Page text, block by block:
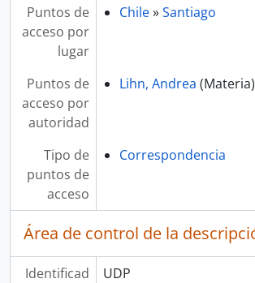
Puntos de
acceso por
lugar
Chile»Santiago
Puntos de
acceso por
autoridad
Lihn, Andrea (Materia)
Tipo de
puntos de
acceso
Correspondencia
Área de control de la
Identificad
UDP